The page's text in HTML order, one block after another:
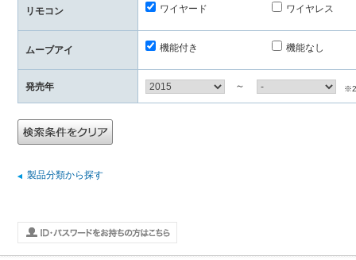
リモコン ワイヤード ワイヤレス
ムーブアイ 機能付き 機能なし
発売年 ～
製品分類から探す